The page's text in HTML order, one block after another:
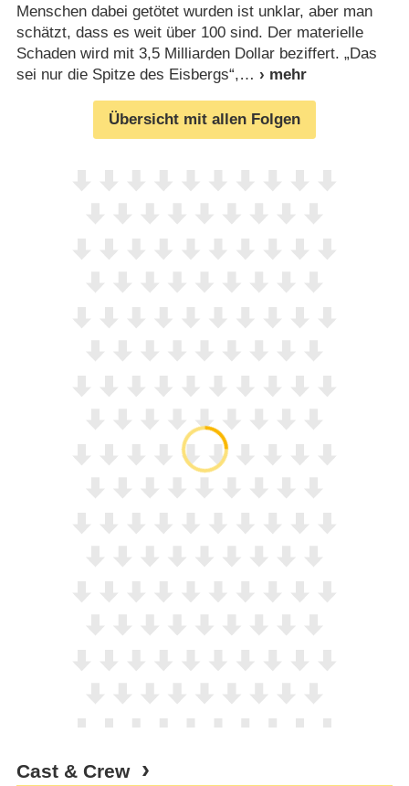
Menschen dabei getötet wurden ist unklar, aber man
schätzt, dass es weit über 100 sind. Der materielle
Schaden wird mit 3,5 Milliarden Dollar beziffert. „Das
sei nur die Spitze des Eisbergs“,
Übersicht mit allen Folgen
Cast & Crew